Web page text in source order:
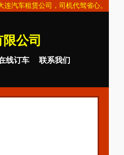
汽车租赁公司，司机代驾省心。
公司
线订车 联系我们